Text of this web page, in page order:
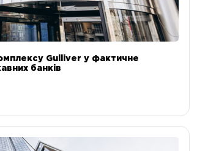
Gulliver у фактичне
банків